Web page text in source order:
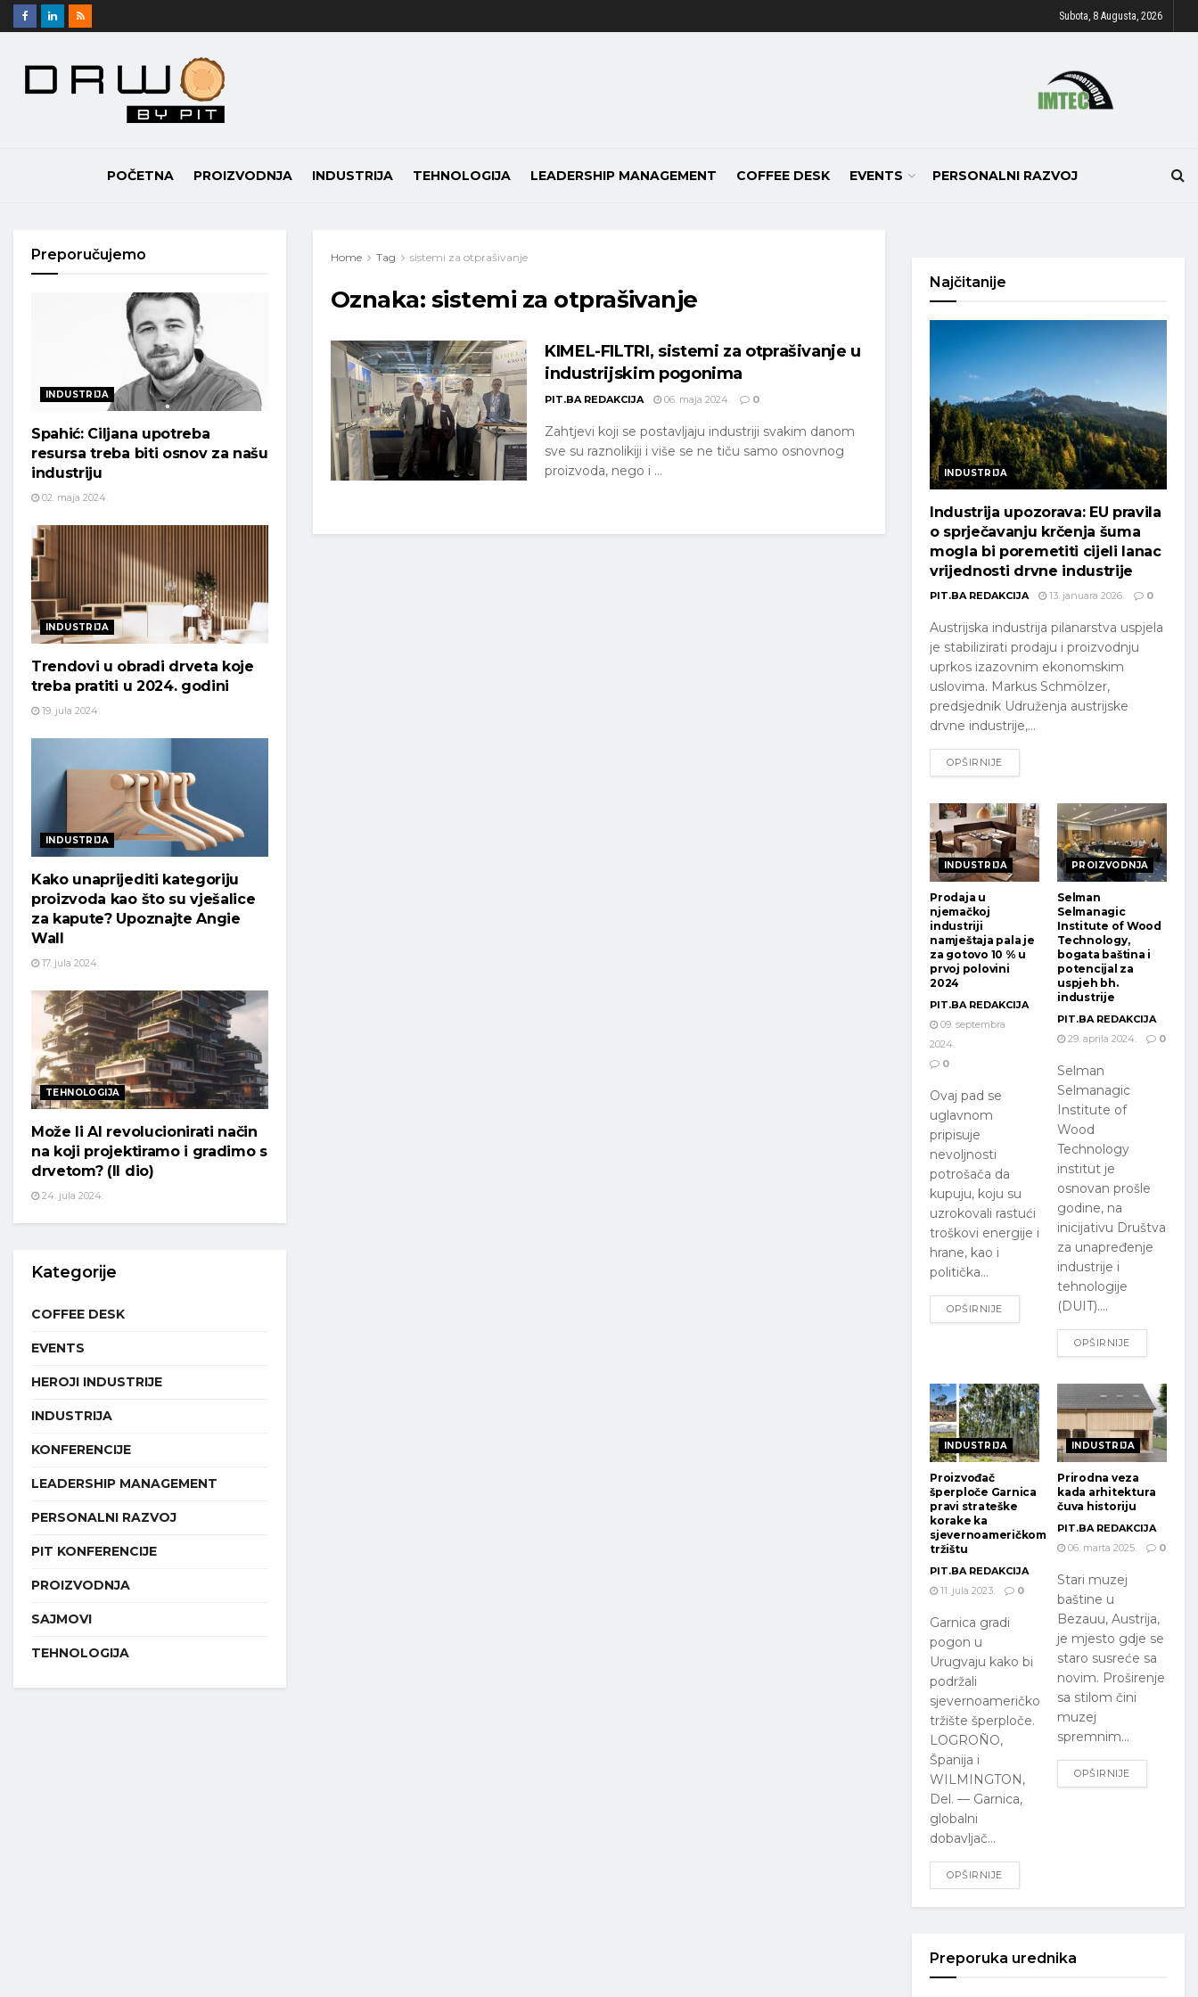
Subota, 8 Augusta, 2026
POČETNA PROIZVODNJA INDUSTRIJA TEHNOLOGIJA LEADERSHIP MANAGEMENT COFFEE DESK EVENTS PERSONALNI RAZVOJ
Home Tag sistemi za otprašivanje
Oznaka: sistemi za otprašivanje
KIMEL-FILTRI, sistemi za otprašivanje u
industrijskim pogonima
PIT.BA REDAKCIJA 06. maja 2024. 0
Zahtjevi koji se postavljaju industriji svakim danom
sve su raznolikiji i više se ne tiču samo osnovnog
proizvoda, nego i ...
Preporučujemo
INDUSTRIJA
Spahić: Ciljana upotreba
resursa treba biti osnov za našu
industriju
02. maja 2024.
INDUSTRIJA
Trendovi u obradi drveta koje
treba pratiti u 2024. godini
19. jula 2024.
INDUSTRIJA
Kako unaprijediti kategoriju
proizvoda kao što su vješalice
za kapute? Upoznajte Angie
Wall
17. jula 2024.
TEHNOLOGIJA
Može li AI revolucionirati način
na koji projektiramo i gradimo s
drvetom? (II dio)
24. jula 2024.
Kategorije
COFFEE DESK
EVENTS
HEROJI INDUSTRIJE
INDUSTRIJA
KONFERENCIJE
LEADERSHIP MANAGEMENT
PERSONALNI RAZVOJ
PIT KONFERENCIJE
PROIZVODNJA
SAJMOVI
TEHNOLOGIJA
Najčitanije
INDUSTRIJA
Industrija upozorava: EU pravila
o sprječavanju krčenja šuma
mogla bi poremetiti cijeli lanac
vrijednosti drvne industrije
PIT.BA REDAKCIJA 13. januara 2026. 0
Austrijska industrija pilanarstva uspjela
je stabilizirati prodaju i proizvodnju
uprkos izazovnim ekonomskim
uslovima. Markus Schmölzer,
predsjednik Udruženja austrijske
drvne industrije,...
OPŠIRNIJE
INDUSTRIJA
Prodaja u
njemačkoj
industriji
namještaja pala je
za gotovo 10 % u
prvoj polovini
2024
PIT.BA REDAKCIJA
09. septembra
2024.
0
Ovaj pad se
uglavnom
pripisuje
nevoljnosti
potrošača da
kupuju, koju su
uzrokovali rastući
troškovi energije i
hrane, kao i
politička...
OPŠIRNIJE
PROIZVODNJA
Selman
Selmanagic
Institute of Wood
Technology,
bogata baština i
potencijal za
uspjeh bh.
industrije
PIT.BA REDAKCIJA
29. aprila 2024.
0
Selman
Selmanagic
Institute of
Wood
Technology
institut je
osnovan prošle
godine, na
inicijativu Društva
za unapređenje
industrije i
tehnologije
(DUIT)....
OPŠIRNIJE
INDUSTRIJA
Proizvođač
šperploče Garnica
pravi strateške
korake ka
sjevernoameričkom
tržištu
PIT.BA REDAKCIJA
11. jula 2023.
0
Garnica gradi
pogon u
Urugvaju kako bi
podržali
sjevernoameričko
tržište šperploče.
LOGROÑO,
Španija i
WILMINGTON,
Del. — Garnica,
globalni
dobavljač...
OPŠIRNIJE
INDUSTRIJA
Prirodna veza
kada arhitektura
čuva historiju
PIT.BA REDAKCIJA
06. marta 2025.
0
Stari muzej
baštine u
Bezauu, Austrija,
je mjesto gdje se
staro susreće sa
novim. Proširenje
sa stilom čini
muzej
spremnim...
OPŠIRNIJE
Preporuka urednika